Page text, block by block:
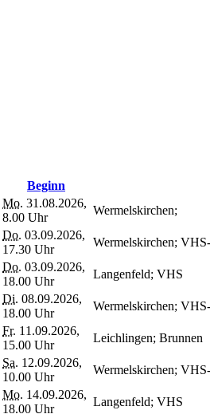
Beginn
Mo. 31.08.2026,
8.00 Uhr
Wermelskirchen;
Do. 03.09.2026,
17.30 Uhr
Wermelskirchen;
Do. 03.09.2026,
18.00 Uhr
Langenfeld; VHS
Di. 08.09.2026,
18.00 Uhr
Wermelskirchen;
Fr. 11.09.2026,
15.00 Uhr
Leichlingen; Brunnen
Sa. 12.09.2026,
10.00 Uhr
Wermelskirchen;
Mo. 14.09.2026,
18.00 Uhr
Langenfeld; VHS